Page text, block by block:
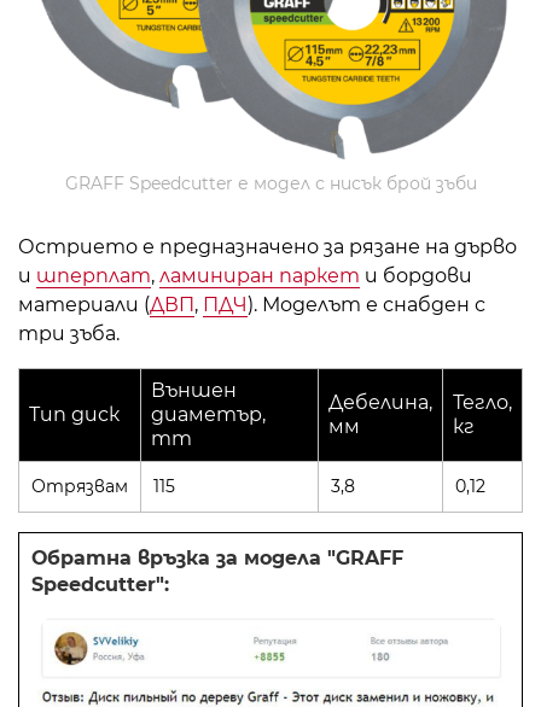
GRAFF Speedcutter е модел с нисък брой зъби
Острието е предназначено за рязане на дърво
и шперплат, ламиниран паркет и бордови
материали (ДВП, ПДЧ). Моделът е снабден с
три зъба.
Тип диск
Външен
диаметър,
mm
Дебелина,
мм
Тегло,
кг
Отрязвам 115 3,8 0,12
Обратна връзка за модела "GRAFF
Speedcutter":